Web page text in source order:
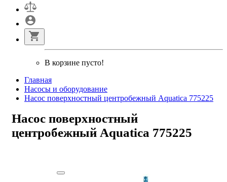
В корзине пусто!
Главная
Насосы и оборудование
Насос поверхностный центробежный Aquatica 775225
Насос поверхностный
центробежный Aquatica 775225